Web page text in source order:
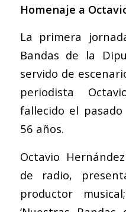
Homenaje a
La primera
Bandas de la
servido de
periodista
fallecido el
56 años.
Octavio
de radio,
productor